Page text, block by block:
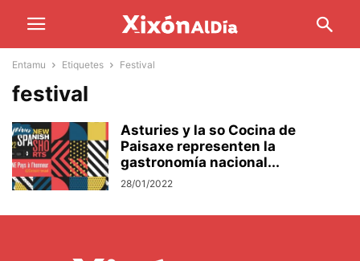
Entamu Etiquetes Festival
festival
Asturies y la so Cocina de
Paisaxe representen la
gastronomía nacional...
28/01/2022